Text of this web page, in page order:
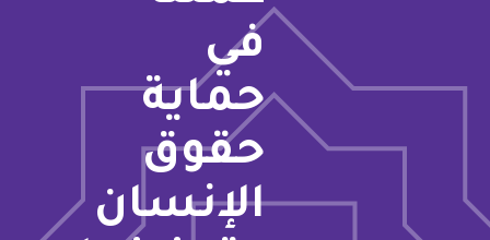
في
حماية
حقوق
الإنسان